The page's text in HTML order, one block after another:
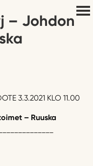
– Johdon
3.3.2021 KLO 11.00
– Ruuska